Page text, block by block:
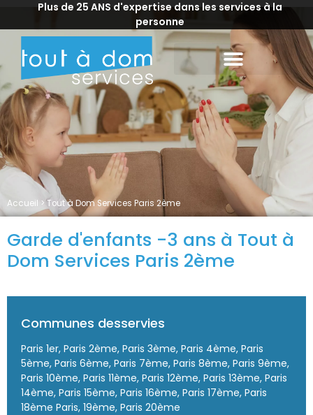
Plus de 25 ANS d'expertise dans les services à la
personne
Accueil >Tout à Dom Services Paris 2ème
Garde d'enfants -3 ans à Tout à
Dom Services Paris 2ème
Communes desservies
Paris 1er, Paris 2ème, Paris 3ème, Paris 4ème, Paris
5ème, Paris 6ème, Paris 7ème, Paris 8ème, Paris 9ème,
Paris 10ème, Paris 11ème, Paris 12ème, Paris 13ème, Paris
14ème, Paris 15ème, Paris 16ème, Paris 17ème, Paris
18ème Paris, 19ème, Paris 20ème